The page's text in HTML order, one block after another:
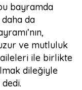
bayramda
da
ve mutluluk
ile birlikte
dileğiyle